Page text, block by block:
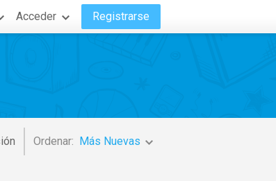
Acceder Registrarse
Ordenar: Más Nuevas